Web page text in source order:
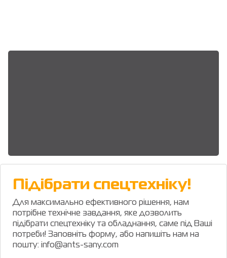
Підібрати спецтехніку!
Для максимально ефективного рішення, нам
потрібне технічне завдання, яке дозволить
підібрати спецтехніку та обладнання, саме під Ваші
потреби! Заповніть форму, або напишіть нам на
пошту: info@ants-sany.com